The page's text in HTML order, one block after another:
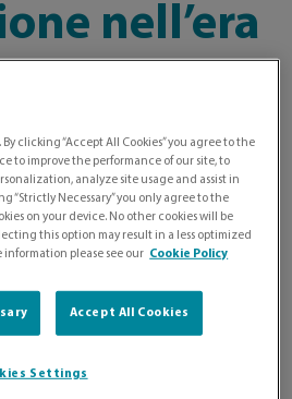
nell’era
clicking “Accept All Cookies” you agree to the
to improve the performance of our site, to
analyze site usage and assist in
“Strictly Necessary” you only agree to the
on your device. No other cookies will be
this option may result in a less optimized
information please see our Cookie Policy
Accept All Cookies
Settings